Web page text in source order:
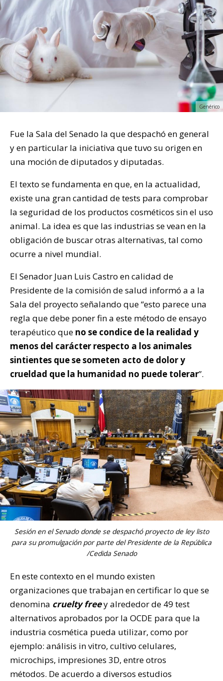
Genérico
Fue la Sala del Senado la que despachó en general
y en particular la iniciativa que tuvo su origen en
una moción de diputados y diputadas.
El texto se fundamenta en que, en la actualidad,
existe una gran cantidad de tests para comprobar
la seguridad de los productos cosméticos sin el uso
animal. La idea es que las industrias se vean en la
obligación de buscar otras alternativas, tal como
ocurre a nivel mundial.
El Senador Juan Luis Castro en calidad de
Presidente de la comisión de salud informó a a la
Sala del proyecto señalando que “esto parece una
regla que debe poner fin a este método de ensayo
terapéutico que no se condice de la realidad y
menos del carácter respecto a los animales
sintientes que se someten acto de dolor y
crueldad que la humanidad no puede tolerar”.
Sesión en el Senado donde se despachó proyecto de ley listo
para su promulgación por parte del Presidente de la República
/Cedida Senado
En este contexto en el mundo existen
organizaciones que trabajan en certificar lo que se
denomina cruelty freey alrededor de 49 test
alternativos aprobados por la OCDE para que la
industria cosmética pueda utilizar, como por
ejemplo: análisis in vitro, cultivo celulares,
microchips, impresiones 3D, entre otros
métodos. De acuerdo a diversos estudios